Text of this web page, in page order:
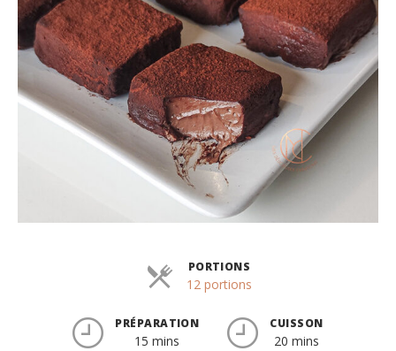
PORTIONS
12 portions
PRÉPARATION
15 mins
CUISSON
20 mins